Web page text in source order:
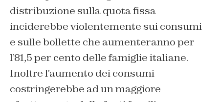
distribuzione sulla quota fissa
inciderebbe violentemente sui consumi
e sulle bollette che aumenteranno per
l’81,5 per cento delle famiglie italiane.
Inoltre l’aumento dei consumi
costringerebbe ad un maggiore